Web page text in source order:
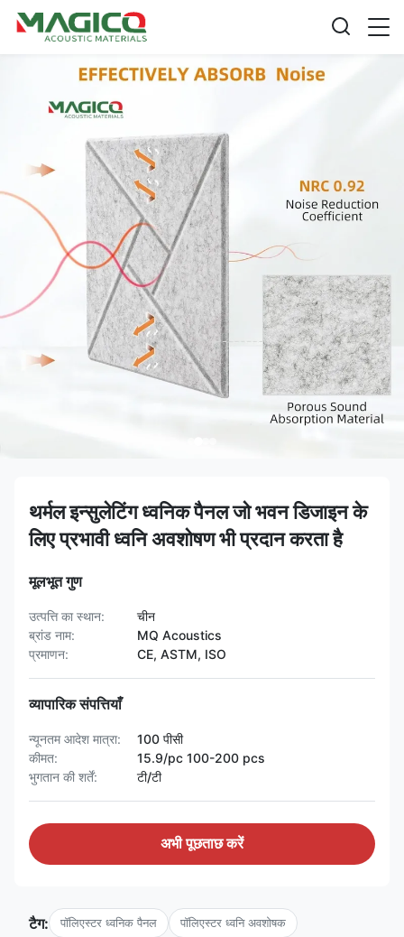
थर्मल इन्सुलेटिंग ध्वनिक पैनल जो भवन डिजाइन के
लिए प्रभावी ध्वनि अवशोषण भी प्रदान करता है
मूलभूत गुण
उत्पत्ति का स्थान:
चीन
ब्रांड नाम:
MQ Acoustics
प्रमाणन:
CE, ASTM, ISO
व्यापारिक संपत्तियाँ
न्यूनतम आदेश मात्रा:
100 पीसी
कीमत:
15.9/pc 100-200 pcs
भुगतान की शर्तें:
टी/टी
अभी पूछताछ करें
टैग: पॉलिएस्टर ध्वनिक पैनल पॉलिएस्टर ध्वनि अवशोषक